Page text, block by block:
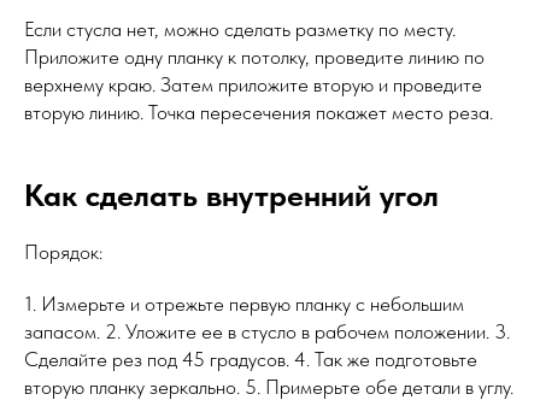
Если стусла нет, можно сделать разметку по месту.
Приложите одну планку к потолку, проведите линию по
верхнему краю. Затем приложите вторую и проведите
вторую линию. Точка пересечения покажет место реза.
Как сделать внутренний угол
Порядок:
1. Измерьте и отрежьте первую планку с небольшим
запасом. 2. Уложите ее в стусло в рабочем положении. 3.
Сделайте рез под 45 градусов. 4. Так же подготовьте
вторую планку зеркально. 5. Примерьте обе детали в углу.